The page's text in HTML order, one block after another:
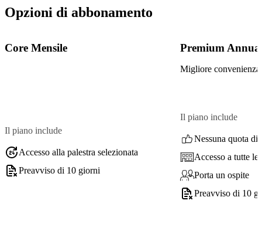
Opzioni di abbonamento
Core Mensile
Il piano include
Accesso alla palestra selezionata
Preavviso di 10 giorni
Premium
Migliore convenienza
Il piano include
Nessuna quota di
Accesso a tutte le
Porta un ospite
Preavviso di 10